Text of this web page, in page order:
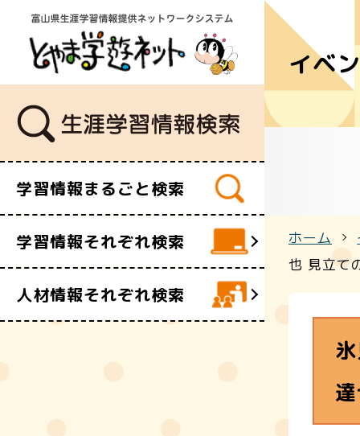
学習情報まるごと検索
学習情報それぞれ検索
学習講座
団体・サ
人材情報それぞれ検索
講師・指
ボランテ
イベ
ホーム
也 見立て